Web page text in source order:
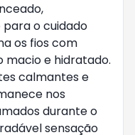
o cuidado
os fios com
macio e hidratado.
calmantes e
nos
durante o
sensação